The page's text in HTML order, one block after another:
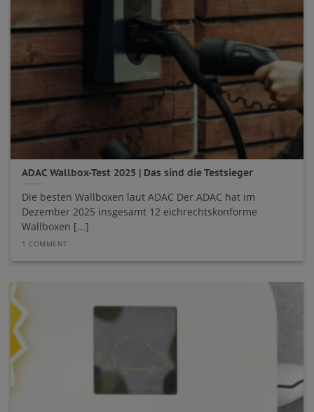
ADAC Wallbox-Test 2025 | Das sind die Testsieger
Die besten Wallboxen laut ADAC Der ADAC hat im
Dezember 2025 insgesamt 12 eichrechtskonforme
Wallboxen [...]
1 COMMENT